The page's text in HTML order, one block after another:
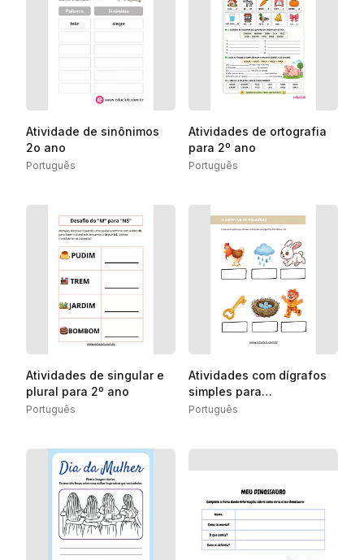
Atividade de sinônimos
2o ano
Português
Atividades de ortografia
para 2º ano
Português
Atividades de singular e
plural para 2º ano
Português
Atividades com dígrafos
simples para
alfabetização
Português